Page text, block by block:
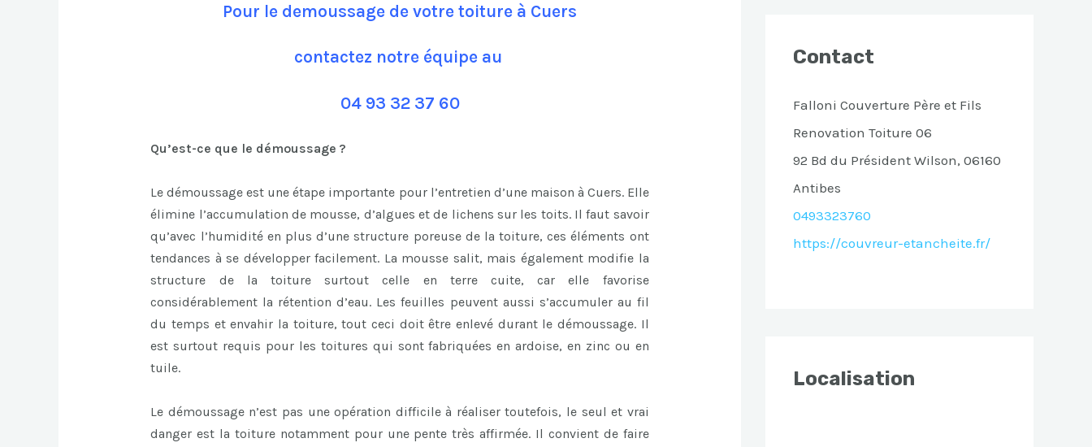
Pour le demoussage de votre toiture à Cuers
contactez notre équipe au
04 93 32 37 60
Qu’est-ce que le démoussage ?
Le démoussage est une étape importante pour l’entretien d’une maison à Cuers. Elle
élimine l’accumulation de mousse, d’algues et de lichens sur les toits. Il faut savoir
qu’avec l’humidité en plus d’une structure poreuse de la toiture, ces éléments ont
tendances à se développer facilement. La mousse salit, mais également modifie la
structure de la toiture surtout celle en terre cuite, car elle favorise
considérablement la rétention d’eau. Les feuilles peuvent aussi s’accumuler au fil
du temps et envahir la toiture, tout ceci doit être enlevé durant le démoussage. Il
est surtout requis pour les toitures qui sont fabriquées en ardoise, en zinc ou en
tuile.
Le démoussage n’est pas une opération difficile à réaliser toutefois, le seul et vrai
danger est la toiture notamment pour une pente très affirmée. Il convient de faire
Contact
Falloni Couverture Père et Fils
Renovation Toiture 06
92 Bd du Président Wilson, 06160
Antibes
0493323760
https://couvreur-etancheite.fr/
Localisation